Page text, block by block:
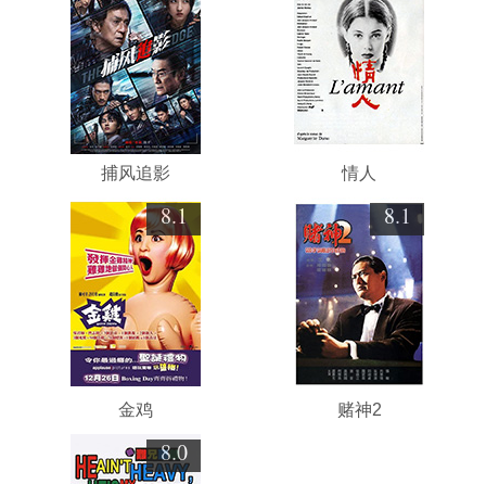
捕风追影 情人
8.1
金鸡
8.1
赌神2
8.0